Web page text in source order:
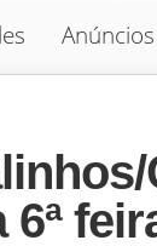
Anúncios